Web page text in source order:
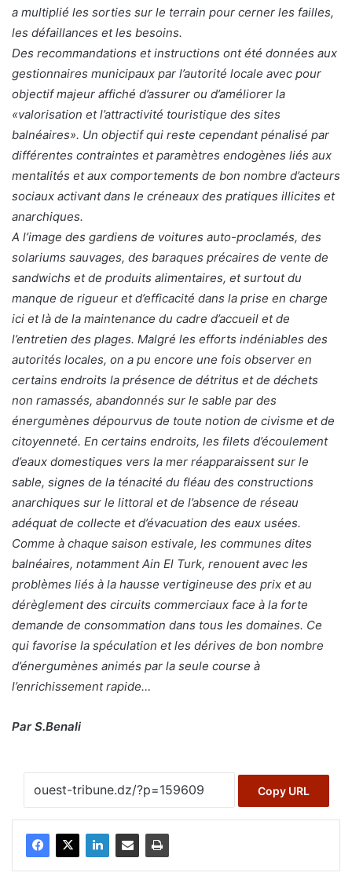
a multiplié les sorties sur le terrain pour cerner les failles,
les défaillances et les besoins.
Des recommandations et instructions ont été données aux
gestionnaires municipaux par l’autorité locale avec pour
objectif majeur affiché d’assurer ou d’améliorer la
«valorisation et l’attractivité touristique des sites
balnéaires». Un objectif qui reste cependant pénalisé par
différentes contraintes et paramètres endogènes liés aux
mentalités et aux comportements de bon nombre d’acteurs
sociaux activant dans le créneaux des pratiques illicites et
anarchiques.
A l’image des gardiens de voitures auto-proclamés, des
solariums sauvages, des baraques précaires de vente de
sandwichs et de produits alimentaires, et surtout du
manque de rigueur et d’efficacité dans la prise en charge
ici et là de la maintenance du cadre d’accueil et de
l’entretien des plages. Malgré les efforts indéniables des
autorités locales, on a pu encore une fois observer en
certains endroits la présence de détritus et de déchets
non ramassés, abandonnés sur le sable par des
énergumènes dépourvus de toute notion de civisme et de
citoyenneté. En certains endroits, les filets d’écoulement
d’eaux domestiques vers la mer réapparaissent sur le
sable, signes de la ténacité du fléau des constructions
anarchiques sur le littoral et de l’absence de réseau
adéquat de collecte et d’évacuation des eaux usées.
Comme à chaque saison estivale, les communes dites
balnéaires, notamment Ain El Turk, renouent avec les
problèmes liés à la hausse vertigineuse des prix et au
dérèglement des circuits commerciaux face à la forte
demande de consommation dans tous les domaines. Ce
qui favorise la spéculation et les dérives de bon nombre
d’énergumènes animés par la seule course à
l’enrichissement rapide…
Par S.Benali
Copy URL